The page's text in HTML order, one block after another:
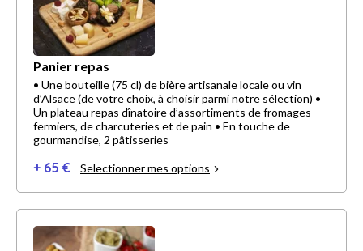
Panier repas
• Une bouteille (75 cl) de bière artisanale locale ou vin
d’Alsace (de votre choix, à choisir parmi notre sélection) •
Un plateau repas dînatoire d’assortiments de fromages
fermiers, de charcuteries et de pain • En touche de
gourmandise, 2 pâtisseries
+ 65 € Selectionner mes options